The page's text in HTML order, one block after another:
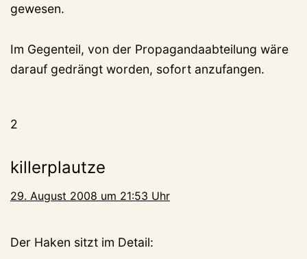
gewesen.
Im Gegenteil, von der Propagandaabteilung wäre
darauf gedrängt worden, sofort anzufangen.
2
killerplautze
29. August 2008 um 21:53 Uhr
Der Haken sitzt im Detail: